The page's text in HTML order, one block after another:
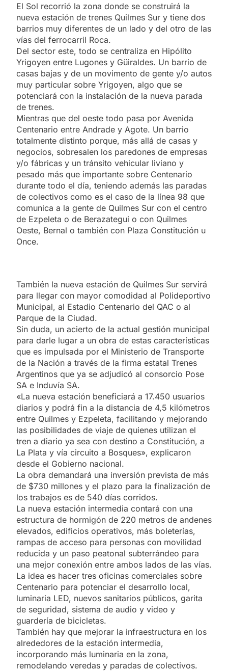
El Sol recorrió la zona donde se construirá la
nueva estación de trenes Quilmes Sur y tiene dos
barrios muy diferentes de un lado y del otro de las
vías del ferrocarril Roca.
Del sector este, todo se centraliza en Hipólito
Yrigoyen entre Lugones y Güiraldes. Un barrio de
casas bajas y de un movimento de gente y/o autos
muy particular sobre Yrigoyen, algo que se
potenciará con la instalación de la nueva parada
de trenes.
Mientras que del oeste todo pasa por Avenida
Centenario entre Andrade y Agote. Un barrio
totalmente distinto porque, más allá de casas y
negocios, sobresalen los paredones de empresas
y/o fábricas y un tránsito vehicular liviano y
pesado más que importante sobre Centenario
durante todo el día, teniendo además las paradas
de colectivos como es el caso de la línea 98 que
comunica a la gente de Quilmes Sur con el centro
de Ezpeleta o de Berazategui o con Quilmes
Oeste, Bernal o también con Plaza Constitución u
Once.
También la nueva estación de Quilmes Sur servirá
para llegar con mayor comodidad al Polideportivo
Municipal, al Estadio Centenario del QAC o al
Parque de la Ciudad.
Sin duda, un acierto de la actual gestión municipal
para darle lugar a un obra de estas características
que es impulsada por el Ministerio de Transporte
de la Nación a través de la firma estatal Trenes
Argentinos que ya se adjudicó al consorcio Pose
SA e Induvía SA.
«La nueva estación beneficiará a 17.450 usuarios
diarios y podrá fin a la distancia de 4,5 kilómetros
entre Quilmes y Ezpeleta, facilitando y mejorando
las posibilidades de viaje de quienes utilizan el
tren a diario ya sea con destino a Constitución, a
La Plata y vía circuito a Bosques», explicaron
desde el Gobierno nacional.
La obra demandará una inversión prevista de más
de $730 millones y el plazo para la finalización de
los trabajos es de 540 días corridos.
La nueva estación intermedia contará con una
estructura de hormigón de 220 metros de andenes
elevados, edificios operativos, más boleterías,
rampas de acceso para personas con movilidad
reducida y un paso peatonal subterrándeo para
una mejor conexión entre ambos lados de las vías.
La idea es hacer tres oficinas comerciales sobre
Centenario para potenciar el desarrollo local,
luminaria LED, nuevos sanitarios públicos, garita
de seguridad, sistema de audio y video y
guardería de bicicletas.
También hay que mejorar la infraestructura en los
alrededores de la estación intermedia,
incorporando más luminaria en la zona,
remodelando veredas y paradas de colectivos.